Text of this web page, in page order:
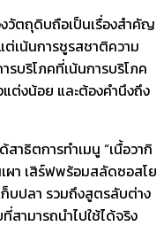
วัตถุดิบถือเป็นเรื่องสำคัญ
ต่เน้นการชูรสชาติความ
บริโภคที่เน้นการบริโภค
ต่งน้อย และต้องคำนึงถึง
ธิตการทำเมนู “เนื้อวากิ
ผา เสิร์ฟพร้อมสลัดซอสโย
ก็บปลา รวมถึงสูตรลับต่าง
ามารถนำไปใช้ได้จริง